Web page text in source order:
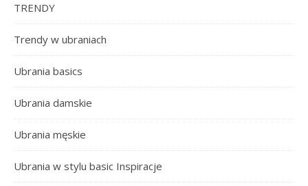
TRENDY
Trendy w ubraniach
Ubrania basics
Ubrania damskie
Ubrania męskie
Ubrania w stylu basic Inspiracje